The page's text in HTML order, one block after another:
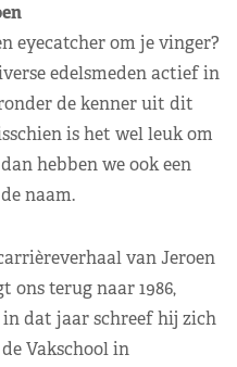
eyecatcher om je vinger?
edelsmeden actief in
de kenner uit dit
is het wel leuk om
hebben we ook een
naam.
van Jeroen
ons terug naar 1986,
dat jaar schreef hij zich
Vakschool in